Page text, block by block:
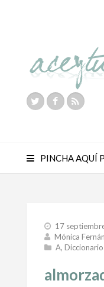
PINCHA AQUÍ
17
Mónica
A,